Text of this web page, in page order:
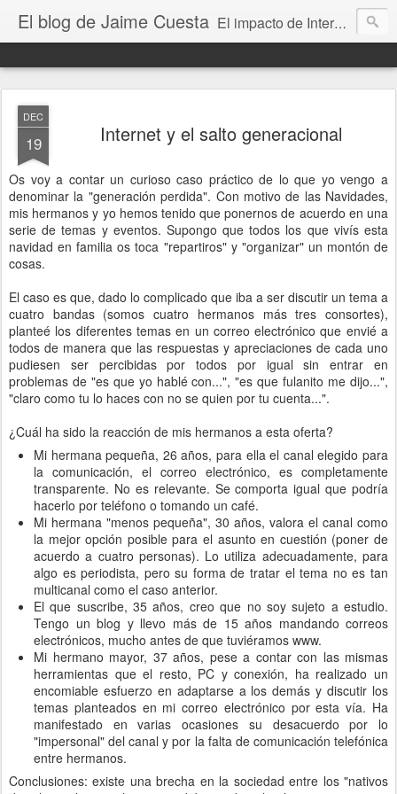
El blog de Jaime Cuesta El impacto de Internet en la sociedad visto con mis propios ojos
DEC
19 Internet y el salto generacional
Os voy a contar un curioso caso práctico de lo que yo vengo a
denominar la "generación perdida". Con motivo de las Navidades,
mis hermanos y yo hemos tenido que ponernos de acuerdo en una
serie de temas y eventos. Supongo que todos los que vivís esta
navidad en familia os toca "repartiros" y "organizar" un montón de
cosas.
El caso es que, dado lo complicado que iba a ser discutir un tema a
cuatro bandas (somos cuatro hermanos más tres consortes),
planteé los diferentes temas en un correo electrónico que envié a
todos de manera que las respuestas y apreciaciones de cada uno
pudiesen ser percibidas por todos por igual sin entrar en
problemas de "es que yo hablé con...", "es que fulanito me dijo...",
"claro como tu lo haces con no se quien por tu cuenta...".
¿Cuál ha sido la reacción de mis hermanos a esta oferta?
Mi hermana pequeña, 26 años, para ella el canal elegido para
la comunicación, el correo electrónico, es completamente
transparente. No es relevante. Se comporta igual que podría
hacerlo por teléfono o tomando un café.
Mi hermana "menos pequeña", 30 años, valora el canal como
la mejor opción posible para el asunto en cuestión (poner de
acuerdo a cuatro personas). Lo utiliza adecuadamente, para
algo es periodista, pero su forma de tratar el tema no es tan
multicanal como el caso anterior.
El que suscribe, 35 años, creo que no soy sujeto a estudio.
Tengo un blog y llevo más de 15 años mandando correos
electrónicos, mucho antes de que tuviéramos www.
Mi hermano mayor, 37 años, pese a contar con las mismas
herramientas que el resto, PC y conexión, ha realizado un
encomiable esfuerzo en adaptarse a los demás y discutir los
temas planteados en mi correo electrónico por esta vía. Ha
manifestado en varias ocasiones su desacuerdo por lo
"impersonal" del canal y por la falta de comunicación telefónica
entre hermanos.
Conclusiones: existe una brecha en la sociedad entre los "nativos